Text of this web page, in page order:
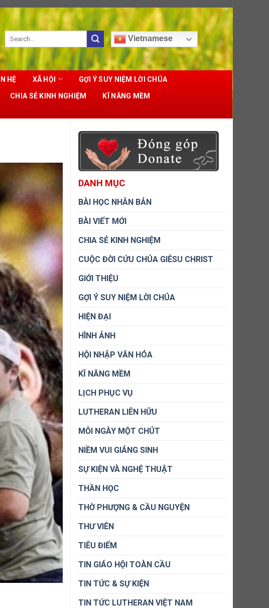
Vietnamese
HỆ XÃ HỘI GỢI Ý SUY NIỆM LỜI CHÚA
CHIA SẺ KINH NGHIỆM
KĨ NĂNG MỀM
DANH MỤC
BÀI HỌC NHÂN BẢN
BÀI VIẾT MỚI
CHIA SẺ KINH NGHIỆM
CUỘC ĐỜI CỨU CHÚA GIÊSU CHRIST
GIỚI THIỆU
GỢI Ý SUY NIỆM LỜI CHÚA
HIỆN ĐẠI
HÌNH ẢNH
HỘI NHẬP VĂN HÓA
KĨ NĂNG MỀM
LỊCH PHỤC VỤ
LUTHERAN LIÊN HỮU
MỖI NGÀY MỘT CHÚT
NIỀM VUI GIÁNG SINH
SỰ KIỆN VÀ NGHỆ THUẬT
THẦN HỌC
THỜ PHƯỢNG & CẦU NGUYỆN
THƯ VIÊN
TIÊU ĐIỂM
TIN GIÁO HỘI TOÀN CẦU
TIN TỨC & SỰ KIỆN
TIN TỨC LUTHERAN VIỆT NAM